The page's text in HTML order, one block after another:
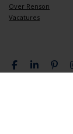
Over Renson
Vacatures